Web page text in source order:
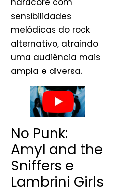
sensibilidades
melódicas do rock
alternativo, atraindo
uma audiência mais
ampla e diversa.
No Punk:
Amyl and the
Sniffers e
Lambrini Girls